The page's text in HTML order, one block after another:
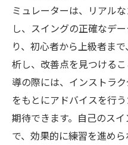
ミュレーターは、リアル
し、スイングの正確なデ
り、初心者から上級者ま
析し、改善点を見つける
導の際には、インストラ
をもとにアドバイスを行
期待できます。自己のス
で、効果的に練習を進め